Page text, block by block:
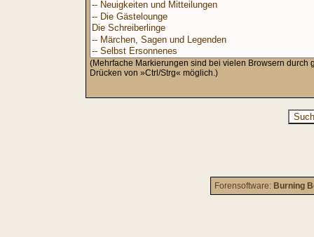
(Mehrfache Markierungen sind bei vielen Browsern durch
Drücken von »Ctrl/Strg« möglich.)
Forensoftware: Burning